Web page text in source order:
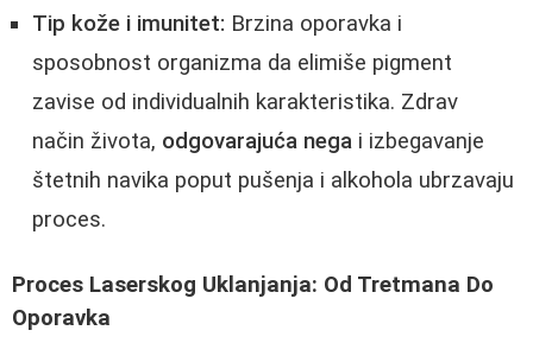
Tip kože i imunitet: Brzina oporavka i
sposobnost organizma da elimiše pigment
zavise od individualnih karakteristika. Zdrav
način života, odgovarajuća nega i izbegavanje
štetnih navika poput pušenja i alkohola ubrzavaju
proces.
Proces Laserskog Uklanjanja: Od Tretmana Do
Oporavka